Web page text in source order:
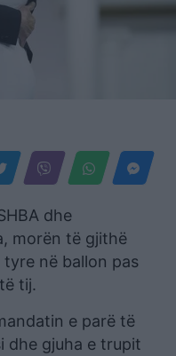
dhe
morën të gjithë
tyre në ballon pas
tij.
e parë të
dhe gjuha e trupit